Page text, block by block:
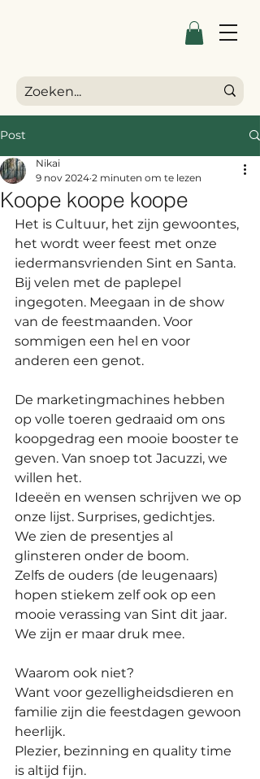
Post
Koope koope koope
Nikai
9 nov 2024 2 minuten om te lezen
Het is Cultuur, het zijn gewoontes,
het wordt weer feest met onze
iedermansvrienden Sint en Santa.
Bij velen met de paplepel
ingegoten. Meegaan in de show
van de feestmaanden. Voor
sommigen een hel en voor
anderen een genot.
De marketingmachines hebben
op volle toeren gedraaid om ons
koopgedrag een mooie booster te
geven. Van snoep tot Jacuzzi, we
willen het.
Ideeën en wensen schrijven we op
onze lijst. Surprises, gedichtjes.
We zien de presentjes al
glinsteren onder de boom.
Zelfs de ouders (de leugenaars)
hopen stiekem zelf ook op een
mooie verassing van Sint dit jaar.
We zijn er maar druk mee.
Waarom ook niet?
Want voor gezelligheidsdieren en
familie zijn die feestdagen gewoon
heerlijk.
Plezier, bezinning en quality time
is altijd fijn.